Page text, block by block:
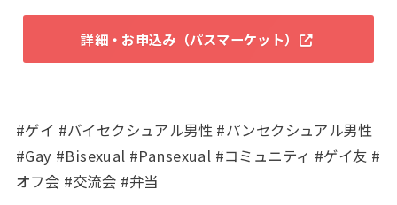
詳細・お申込み（パスマーケット）
#ゲイ #バイセクシュアル男性 #パンセクシュアル男性
#Gay #Bisexual #Pansexual #コミュニティ #ゲイ友 #
オフ会 #交流会 #弁当